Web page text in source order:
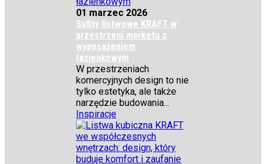
01 marzec 2026
Sufity listwowe KRAFT w
przestrzeni marketu z
wyposażeniem
łazienkowym
W przestrzeniach
komercyjnych design to nie
tylko estetyka, ale także
narzędzie budowania...
Inspiracje